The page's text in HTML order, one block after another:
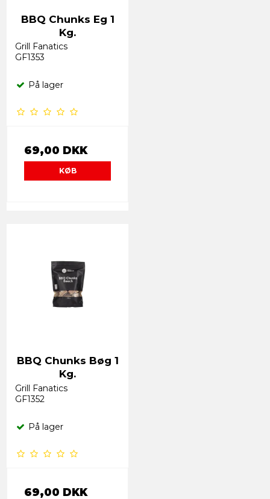
BBQ Chunks Eg 1
Kg.
Grill Fanatics
GF1353
På lager
69,00 DKK
KØB
BBQ Chunks Bøg 1
Kg.
Grill Fanatics
GF1352
På lager
69,00 DKK